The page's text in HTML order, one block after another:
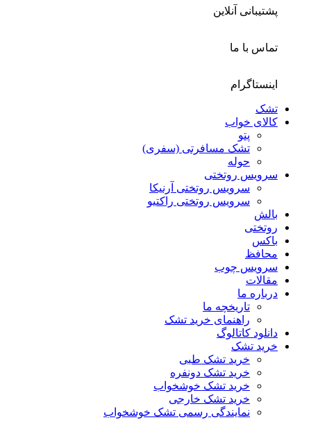
پشتیبانی آنلاین
تماس با ما
اینستاگرام
تشک
کالای خواب
پتو
تشک مسافرتی (سفری)
حوله
سرویس روتختی
سرویس روتختی آرنیکا
سرویس روتختی راکتیو
بالش
روتختی
باکس
محافظ
سرویس چوب
مقالات
درباره ما
تاریخچه ما
راهنمای خرید تشک
دانلود کاتالوگ
خرید تشک
خرید تشک طبی
خرید تشک دونفره
خرید تشک خوشخواب
خرید تشک خارجی
نمایندگی رسمی تشک خوشخواب